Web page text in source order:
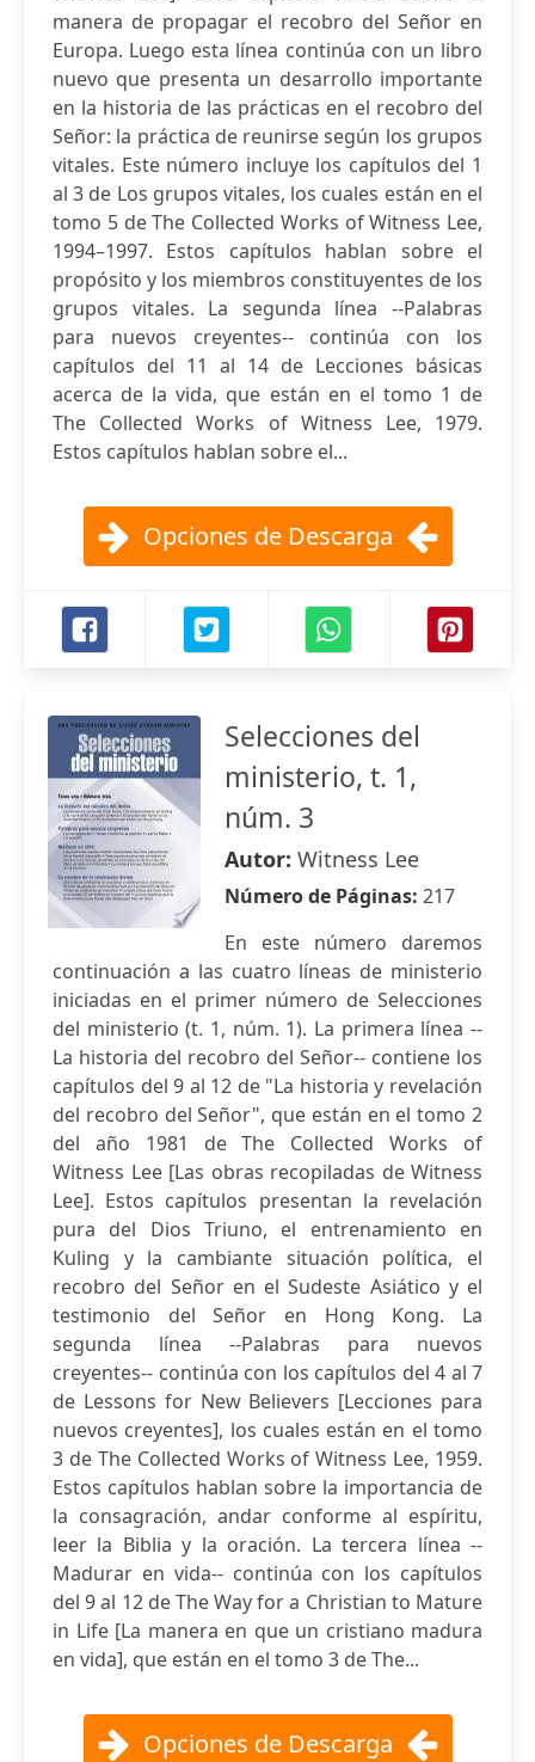
manera de propagar el recobro del Señor en
Europa. Luego esta línea continúa con un libro
nuevo que presenta un desarrollo importante
en la historia de las prácticas en el recobro del
Señor: la práctica de reunirse según los grupos
vitales. Este número incluye los capítulos del 1
al 3 de Los grupos vitales, los cuales están en el
tomo 5 de The Collected Works of Witness Lee,
1994–1997. Estos capítulos hablan sobre el
propósito y los miembros constituyentes de los
grupos vitales. La segunda línea --Palabras
para nuevos creyentes-- continúa con los
capítulos del 11 al 14 de Lecciones básicas
acerca de la vida, que están en el tomo 1 de
The Collected Works of Witness Lee, 1979.
Estos capítulos hablan sobre el...
Opciones de Descarga
Selecciones del
ministerio, t. 1,
núm. 3
Autor: Witness Lee
Número de Páginas: 217
En este número daremos
continuación a las cuatro líneas de ministerio
iniciadas en el primer número de Selecciones
del ministerio (t. 1, núm. 1). La primera línea --
La historia del recobro del Señor-- contiene los
capítulos del 9 al 12 de "La historia y revelación
del recobro del Señor", que están en el tomo 2
del año 1981 de The Collected Works of
Witness Lee [Las obras recopiladas de Witness
Lee]. Estos capítulos presentan la revelación
pura del Dios Triuno, el entrenamiento en
Kuling y la cambiante situación política, el
recobro del Señor en el Sudeste Asiático y el
testimonio del Señor en Hong Kong. La
segunda línea --Palabras para nuevos
creyentes-- continúa con los capítulos del 4 al 7
de Lessons for New Believers [Lecciones para
nuevos creyentes], los cuales están en el tomo
3 de The Collected Works of Witness Lee, 1959.
Estos capítulos hablan sobre la importancia de
la consagración, andar conforme al espíritu,
leer la Biblia y la oración. La tercera línea --
Madurar en vida-- continúa con los capítulos
del 9 al 12 de The Way for a Christian to Mature
in Life [La manera en que un cristiano madura
en vida], que están en el tomo 3 de The...
Opciones de Descarga